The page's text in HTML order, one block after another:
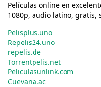
Películas online en
1080p, audio latino, gratis,
Pelisplus.uno
Repelis24.uno
repelis.de
Torrentpelis.net
Peliculasunlink.com
Cuevana.ac